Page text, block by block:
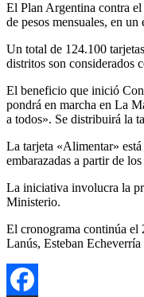
El Plan Argentina contra
de pesos mensuales, en
Un total de 124.100
distritos son considerados
El beneficio que inició
pondrá en marcha en La
a todos». Se distribuirá la
La tarjeta «Alimentar»
embarazadas a partir de
La iniciativa involucra la
Ministerio.
El cronograma continúa el
Lanús, Esteban